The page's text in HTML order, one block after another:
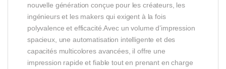
nouvelle génération conçue pour les créateurs, les
ingénieurs et les makers qui exigent à la fois
polyvalence et efficacité.Avec un volume d’impression
spacieux, une automatisation intelligente et des
capacités multicolores avancées, il offre une
impression rapide et fiable tout en prenant en charge